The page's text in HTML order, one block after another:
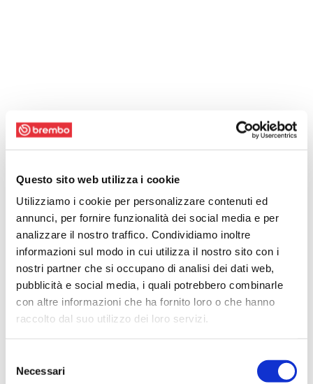
Questo sito web utilizza i cookie
Utilizziamo i cookie per personalizzare contenuti ed
annunci, per fornire funzionalità dei social media e per
analizzare il nostro traffico. Condividiamo inoltre
informazioni sul modo in cui utilizza il nostro sito con i
nostri partner che si occupano di analisi dei dati web,
pubblicità e social media, i quali potrebbero combinarle
con altre informazioni che ha fornito loro o che hanno
raccolto dal suo utilizzo dei loro servizi.
delNecessari